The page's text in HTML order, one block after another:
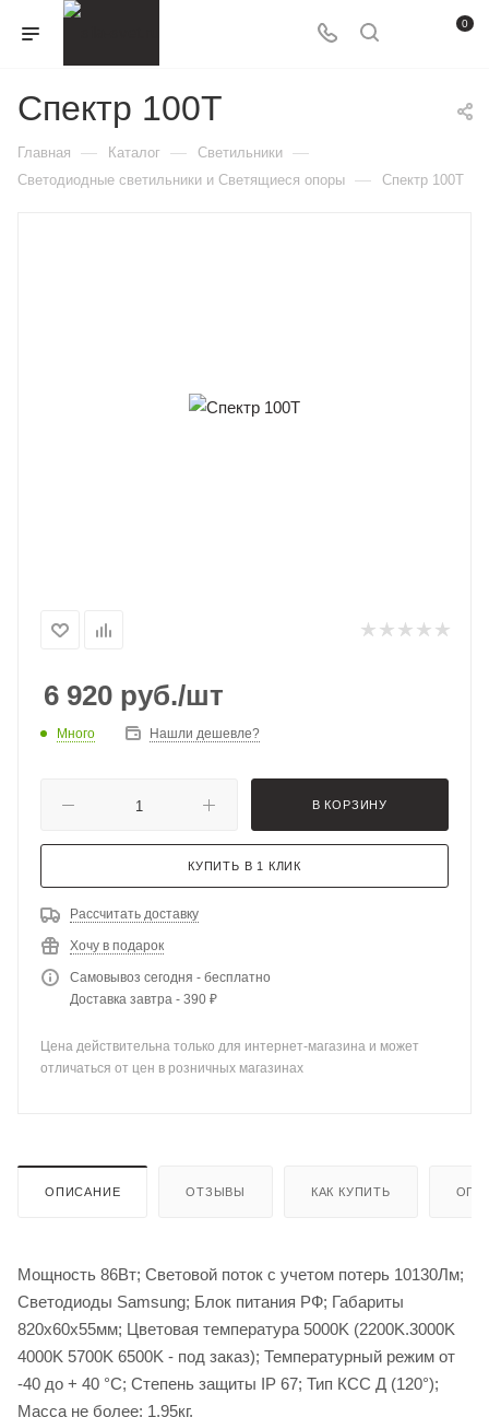
0
Спектр 100Т
Главная — Каталог — Светильники —
Светодиодные светильники и Светящиеся опоры — Спектр 100Т
6 920 руб./шт
Много Нашли дешевле?
В КОРЗИНУ
КУПИТЬ В 1 КЛИК
Рассчитать доставку
Хочу в подарок
Самовывоз сегодня - бесплатно
Доставка завтра - 390 ₽
Цена действительна только для интернет-магазина и может
отличаться от цен в розничных магазинах
ОПИСАНИЕ ОТЗЫВЫ КАК КУПИТЬ
Мощность 86Вт; Световой поток с учетом потерь 10130Лм;
Светодиоды Samsung; Блок питания PФ; Габариты
820х60х55мм; Цветовая температура 5000K (2200K.3000K
4000K 5700K 6500K - под заказ); Температурный режим от
-40 до + 40 °С; Степень защиты IP 67; Тип КСС Д (120°);
Масса не более: 1,95кг.